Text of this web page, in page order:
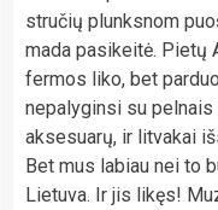
stručių plunksnom
mada pasikeitė. Pietų
fermos liko, bet
nepalyginsi su
aksesuarų, ir litvakai
Bet mus labiau nei to
Lietuva. Ir jis likęs!